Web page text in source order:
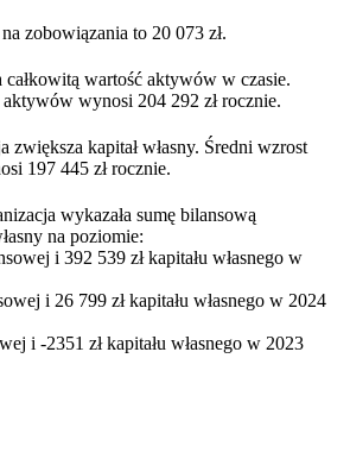
zobowiązania to 20 073 zł.
całkowitą wartość aktywów w czasie.
wynosi 204 292 zł rocznie.
zwiększa kapitał własny. Średni wzrost
197 445 zł rocznie.
wykazała sumę bilansową
na poziomie:
i 392 539 zł kapitału własnego w
i 26 799 zł kapitału własnego w 2024
i -2351 zł kapitału własnego w 2023